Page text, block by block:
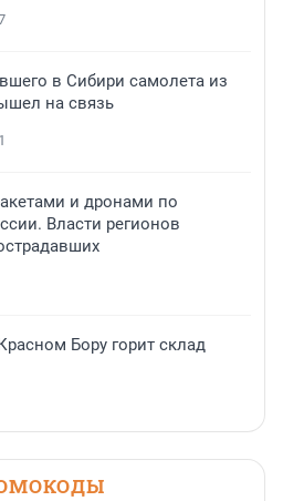
в Сибири самолета из
на связь
и дронами по
Власти регионов
Бору горит склад